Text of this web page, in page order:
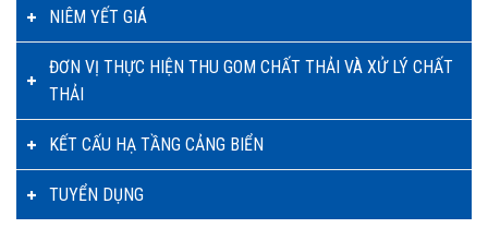
NIÊM YẾT GIÁ
ĐƠN VỊ THỰC HIỆN THU GOM CHẤT THẢI VÀ XỬ LÝ CHẤT
THẢI
KẾT CẤU HẠ TẦNG CẢNG BIỂN
TUYỂN DỤNG